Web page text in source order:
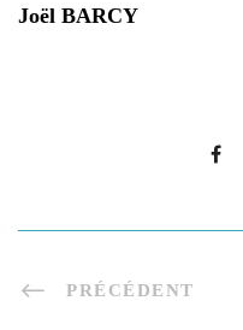
Joël BARCY
PRÉCÉDENT